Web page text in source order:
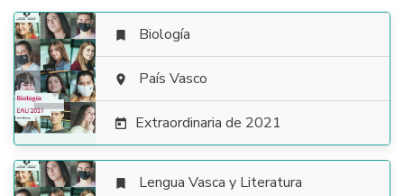

 Biología
 País Vasco
 Extraordinaria de 2021
 Lengua Vasca y Literatura